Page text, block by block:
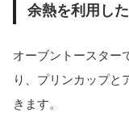
余熱を利用し
オーブントースター
り、プリンカップと
きます。